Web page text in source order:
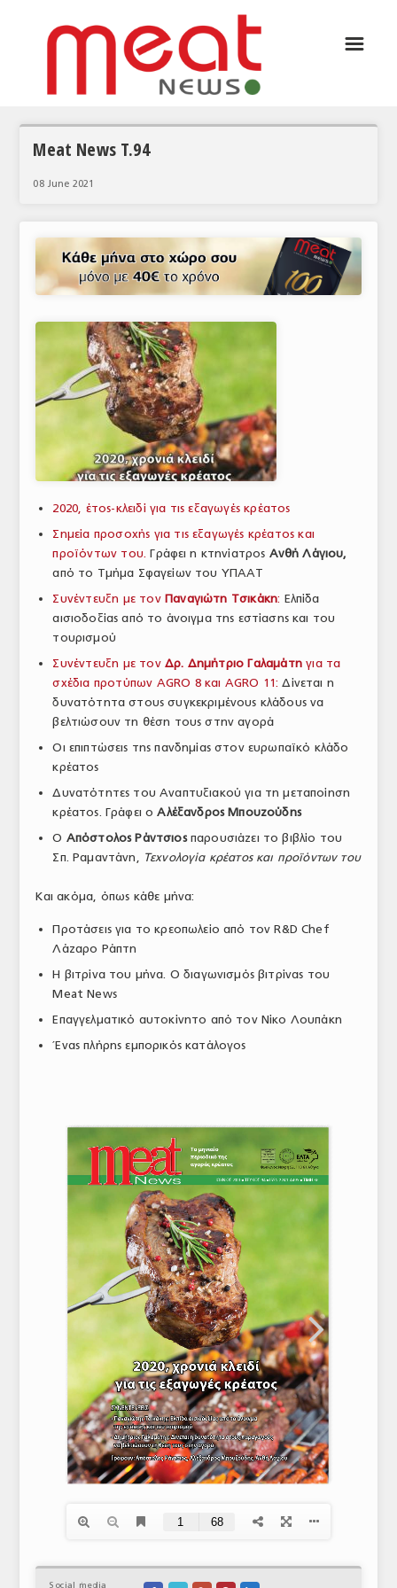
ΑΝΑΛΥΣΕΙΣ
ΚΟΣΜΟΣ
ΕΥΡΩΠΑΪΚΕΣ ΑΠΟΦΑΣΕΙΣ
ΘΕΜΑΤΑ
ΑΝΑΛΥΣΕΙΣ
ΕΜΠΟΡΙΚΟΣ ΚΑΤΑΛΟΓΟΣ
ΣΦΑΓΕΙΑ
ΠΡΩΤΕΣ ΥΛΕΣ
ΕΞΟΠΛΙΣΜΟΣ
ΥΠΗΡΕΣΙΕΣ
ΕΜΠΟΡΙΚΟΙ ΑΝΤΙΠΡΟΣΩΠΟΙ
ΝΟΜΟΘΕΣΙΑ
ΕΛΛΗΝΙΚΗ ΝΟΜΟΘΕΣΙΑ
ΕΥΡΩΠΑΪΚΗ ΝΟΜΟΘΕΣΙΑ
ΤΟ ΠΕΡΙΟΔΙΚΟ
☰
Meat News T.94
08 June 2021
2020, έτος-κλειδί για τις εξαγωγές κρέατος
Σημεία προσοχής για τις εξαγωγές κρέατος και
προϊόντων του.Γράφει η κτηνίατρος Ανθή Λάγιου,
από το Τμήμα Σφαγείων του ΥΠΑΑΤ
Συνέντευξη με τον Παναγιώτη Τσικάκη: Ελπίδα
αισιοδοξίας από το άνοιγμα της εστίασης και του
τουρισμού
Συνέντευξη με τον Δρ. Δημήτριο Γαλαμάτη για τα
σχέδια προτύπων AGRO 8 και AGRO 11: Δίνεται η
δυνατότητα στους συγκεκριμένους κλάδους να
βελτιώσουν τη θέση τους στην αγορά
Οι επιπτώσεις της πανδημίας στον ευρωπαϊκό κλάδο
κρέατος
Δυνατότητες του Αναπτυξιακού για τη μεταποίηση
κρέατος. Γράφει οΑλέξανδρος Μπουζούδης
Ο Απόστολος Ράντσιοςπαρουσιάζει το βιβλίο του
Σπ. Ραμαντάνη,
Τεχνολογία κρέατος και προϊόντων του
Και ακόμα, όπως κάθε μήνα:
Προτάσεις για το κρεοπωλείο από τον R&D Chef
Λάζαρο Ράπτη
Η βιτρίνα του μήνα. Ο διαγωνισμός βιτρίνας του
Meat News
Επαγγελματικό αυτοκίνητο από τον Νίκο Λουπάκη
Ένας πλήρης εμπορικός κατάλογος
Social media